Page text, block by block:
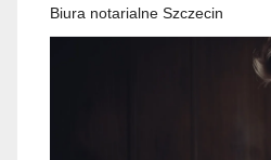
Biura notarialne Szczecin